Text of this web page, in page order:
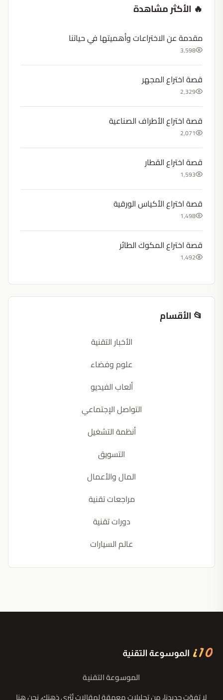
🔥 الأكثر مشاهدة
مقدمة عن الاختراعات وأهميتها في حياتنا
3,598
قصة اختراع المجهر
2,329
قصة اختراع الأطراف الصناعية
2,071
قصة اختراع القطار
1,593
قصة اختراع الأكياس الورقية
1,498
قصة اختراع المكوك الطائر
1,492
📂 الأقسام
الأخبار التقنية
علوم وفضاء
ألعاب الفيديو
التواصل الإجتماعي
أنظمة التشغيل
التسويق
المال والأعمال
مراجعات تقنية
دورات تقنية
عالم السيارات
الموسوعة التقنية